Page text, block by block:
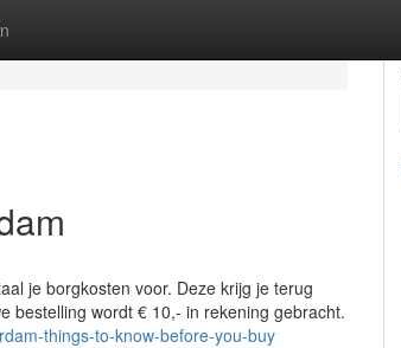
je borgkosten voor. Deze krijg je terug
bestelling wordt € 10,- in rekening gebracht.
things-to-know-before-you-buy